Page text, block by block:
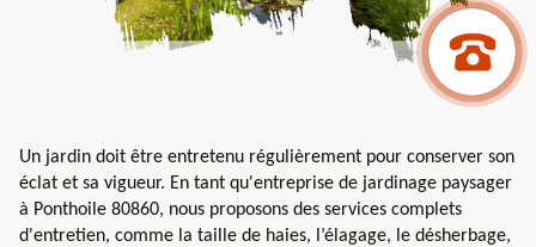
Un jardin doit être entretenu régulièrement pour conserver son
éclat et sa vigueur. En tant qu'entreprise de jardinage paysager
à Ponthoile 80860, nous proposons des services complets
d'entretien, comme la taille de haies, l’élagage, le désherbage,